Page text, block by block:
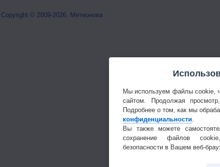
Copyright © 2009-2026, Метеонова
Мы используем файлы cookie,
сайтом. Продолжая
Подробнее о том, как мы
конфиденциальности
Вы также можете
сохранение файлов
безопасности в Вашем веб-